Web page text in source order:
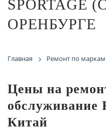
SPORTAGE
ОРЕНБУРГЕ
Главная Ремонт по маркам
Цены на
обслуживание
Китай